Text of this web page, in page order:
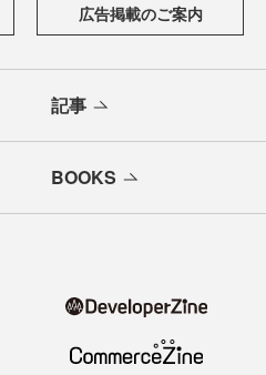
広告掲載のご案内
記事
BOOKS